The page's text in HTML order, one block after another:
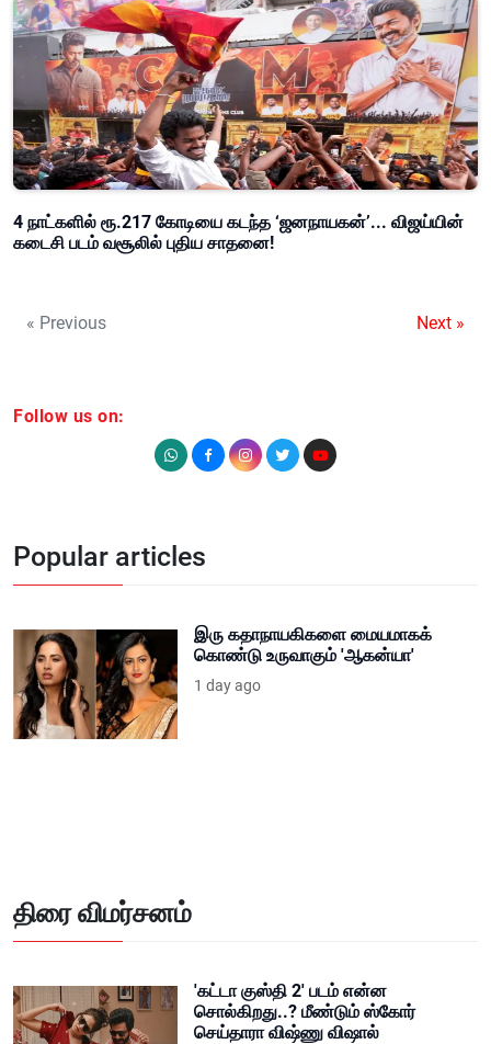
4 நாட்களில் ரூ.217 கோடியை கடந்த ‘ஜனநாயகன்’... விஜய்யின்
கடைசி படம் வசூலில் புதிய சாதனை!
« Previous Next »
Follow us on:
Popular articles
இரு கதாநாயகிகளை மையமாகக்
கொண்டு உருவாகும் 'ஆகன்யா'
1 day ago
திரை விமர்சனம்
'கட்டா குஸ்தி 2' படம் என்ன
சொல்கிறது..? மீண்டும் ஸ்கோர்
செய்தாரா விஷ்ணு விஷால்